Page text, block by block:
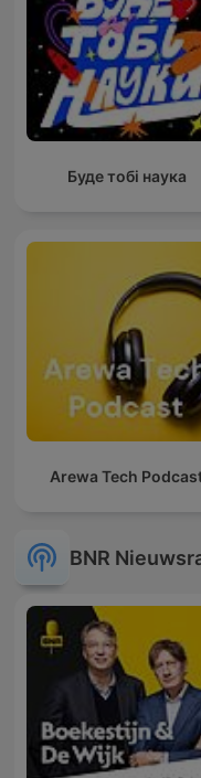
Буде тобі наука
Arewa Tech
BNR